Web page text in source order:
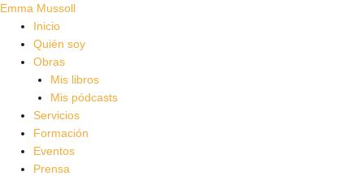
Ir
contenido
Emma Mussoll
Inicio
Quién soy
Obras
Mis libros
Mis pódcasts
Servicios
Formación
Eventos
Prensa